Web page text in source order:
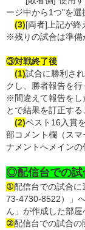
ージ中から1つ"を選
(3)[両者]上記が終
※残りの試合は準備
③対戦終了後
(1)試合に勝利さ
クし、勝者報告を
※間違えて報告をし
とで結果を訂正す
(2)ベスト16入賞
部コメント欄（ス
ナメントへメイン
◎配信台での試
①配信台での試合に
73-4730-8522）」
ん」が作成した部
②配信台での試合の